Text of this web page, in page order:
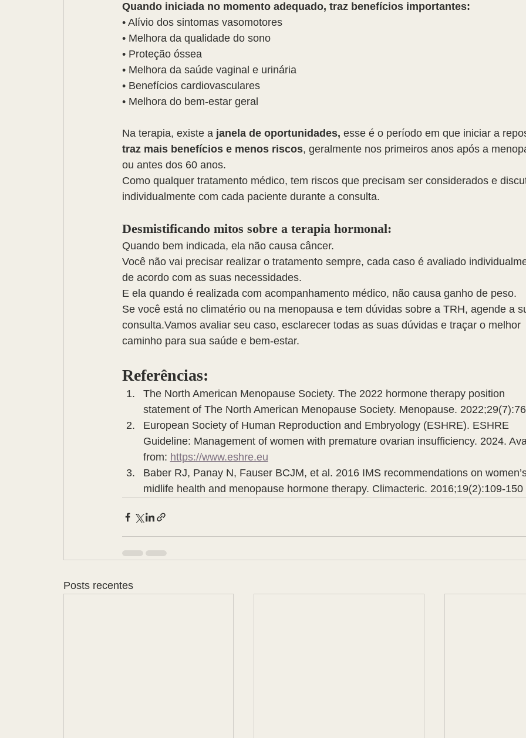
Quando iniciada no momento adequado, traz benefícios importantes:
• Alívio dos sintomas vasomotores
• Melhora da qualidade do sono
• Proteção óssea
• Melhora da saúde vaginal e urinária
• Benefícios cardiovasculares
• Melhora do bem-estar geral
Na terapia, existe a janela de oportunidades, esse é o período em que iniciar a
traz mais benefícios e menos riscos, geralmente nos primeiros anos após a
ou antes dos 60 anos.
Como qualquer tratamento médico, tem riscos que precisam ser considerados e
individualmente com cada paciente durante a consulta.
Desmistificando mitos sobre a terapia hormonal:
Quando bem indicada, ela não causa câncer.
Você não vai precisar realizar o tratamento sempre, cada caso é avaliado
de acordo com as suas necessidades.
E ela quando é realizada com acompanhamento médico, não causa ganho de peso.
Se você está no climatério ou na menopausa e tem dúvidas sobre a TRH, agende a
consulta.Vamos avaliar seu caso, esclarecer todas as suas dúvidas e traçar o melhor
caminho para sua saúde e bem-estar.
Referências:
The North American Menopause Society. The 2022 hormone therapy position
statement of The North American Menopause Society. Menopause.
European Society of Human Reproduction and Embryology (ESHRE). ESHRE
Guideline: Management of women with premature ovarian insufficiency. 2024.
from: https://www.eshre.eu
Baber RJ, Panay N, Fauser BCJM, et al. 2016 IMS recommendations on
midlife health and menopause hormone therapy. Climacteric. 2016;19(2):109-150
Posts recentes